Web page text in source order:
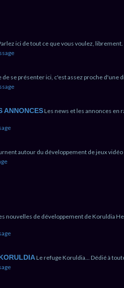
ici de tout ce que vous voulez, librement.
de se présenter ici, c'est assez proche d'une
ANNONCESLes news et les annonces en
autour du développement de jeux vidéo
nouvelles de développement de Koruldia
Le refuge Koruldia... Dédié à